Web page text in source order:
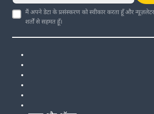
मैं अपने डेटा के प्रसंस्करण को स्वीकार करता हूँ और
शर्तों से सहमत हूँ।